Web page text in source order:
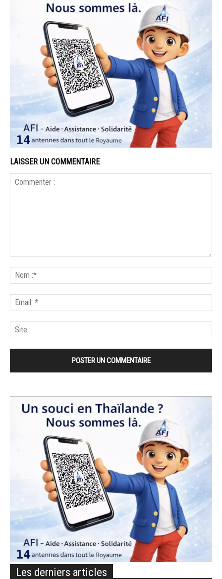
LAISSER UN COMMENTAIRE
Les derniers articles